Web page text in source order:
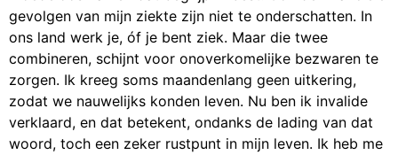
gevolgen van mijn ziekte zijn niet te onderschatten. In
ons land werk je, óf je bent ziek. Maar die twee
combineren, schijnt voor onoverkomelijke bezwaren te
zorgen. Ik kreeg soms maandenlang geen uitkering,
zodat we nauwelijks konden leven. Nu ben ik invalide
verklaard, en dat betekent, ondanks de lading van dat
woord, toch een zeker rustpunt in mijn leven. Ik heb me